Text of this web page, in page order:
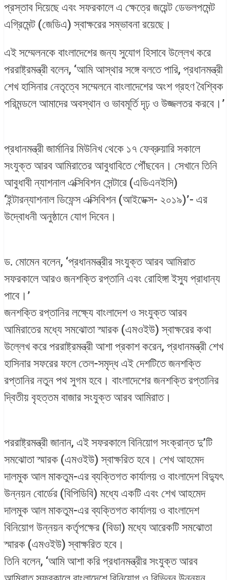
প্রস্তাব দিয়েছে এবং সফরকালে এ ক্ষেত্রে জয়েন্ট ডেভলপমেন্ট
এগ্রিমেন্ট (জেডিএ) স্বাক্ষরের সম্ভাবনা রয়েছে।
এই সম্মেলনকে বাংলাদেশের জন্য সুযোগ হিসাবে উল্লেখ করে
পররাষ্ট্রমন্ত্রী বলেন, ‘আমি আস্থার সঙ্গে বলতে পারি, প্রধানমন্ত্রী
শেখ হাসিনার নেতৃত্বে সম্মেলনে বাংলাদেশের অংশ গ্রহণ বৈশ্বিক
পরিমন্ডলে আমাদের অবস্থান ও ভাবমূর্তি দৃঢ় ও উজ্জলতর করবে।’
প্রধানমন্ত্রী জার্মানির মিউনিখ থেকে ১৭ ফেব্রুয়ারি সকালে
সংযুক্ত আরব আমিরাতের আবুধাবিতে পৌঁছবেন। সেখানে তিনি
আবুধাবী ন্যাশনাল এক্সিবিশন সেন্টারে (এডিএনইসি)
‘ইন্টারন্যাশনাল ডিফেন্স এক্সিবিশন (আইডেক্স- ২০১৯)’- এর
উদ্বোধনী অনুষ্ঠানে যোগ দিবেন।
ড. মোমেন বলেন, ‘প্রধানমন্ত্রীর সংযুক্ত আরব আমিরাত
সফরকালে আরও জনশক্তি রপ্তানি এবং রোহিঙ্গা ইস্যু প্রাধান্য
পাবে।’
জনশক্তি রপ্তানির লক্ষ্যে বাংলাদেশ ও সংযুক্ত আরব
আমিরাতের মধ্যে সমঝোতা স্মারক (এমওইউ) স্বাক্ষরের কথা
উল্লেখ করে পররাষ্ট্রমন্ত্রী আশা প্রকাশ করেন, প্রধানমন্ত্রী শেখ
হাসিনার সফরের ফলে তেল-সমৃদ্ধ এই দেশটিতে জনশক্তি
রপ্তানির নতুন পথ সুগম হবে। বাংলাদেশের জনশক্তি রপ্তানির
দ্বিতীয় বৃহত্তম বাজার সংযুক্ত আরব আমিরাত।
পররাষ্ট্রমন্ত্রী জানান, এই সফরকালে বিনিয়োগ সংক্রান্ত দু’টি
সমঝোতা স্মারক (এমওইউ) স্বাক্ষরিত হবে। শেখ আহমেদ
দালমুক আল মাকতুম-এর ব্যক্তিগত কার্যালয় ও বাংলাদেশ বিদ্যুৎ
উন্নয়ন বোর্ডের (বিপিডিবি) মধ্যে একটি এবং শেখ আহমেদ
দালমুক আল মাকতুম-এর ব্যক্তিগত কার্যালয় ও বাংলাদেশ
বিনিয়োগ উন্নয়ন কর্তৃপক্ষের (বিডা) মধ্যে আরেকটি সমঝোতা
স্মারক (এমওইউ) স্বাক্ষরিত হবে।
তিনি বলেন, ‘আমি আশা করি প্রধানমন্ত্রীর সংযুক্ত আরব